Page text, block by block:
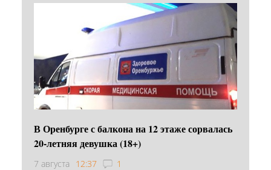
В Оренбурге с балкона на 12 этаже сорвалась
20-летняя девушка (18+)
7 августа 12:37 1